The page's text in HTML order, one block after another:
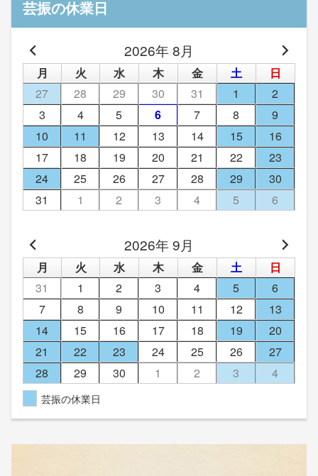
芸振の休業日
2026年 8月
月 火 水 木 金 土
日
27
28 29 30 31 1
2
3
4 5 6 7 8
9
10
11 12 13 14 15
16
17
18 19 20 21 22
23
24
25 26 27 28 29
30
31
1 2 3 4 5 6
2026年 9月
月 火 水 木 金 土
日
31
1 2 3 4 5
6
7
8 9 10 11 12
13
14
15 16 17 18 19
20
21
22 23 24 25 26
27
28
29 30 1 2 3 4
芸振の休業日